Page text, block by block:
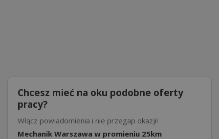
Chcesz mieć na oku podobne oferty
pracy?
Włącz powiadomienia i nie przegap okazji!
Mechanik Warszawa w promieniu 25km